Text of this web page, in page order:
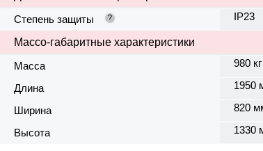
Степень защиты
? IP23
Массо-габаритные характеристики
Масса
980 кг
Длина 1950
Ширина 820
Высота 1330